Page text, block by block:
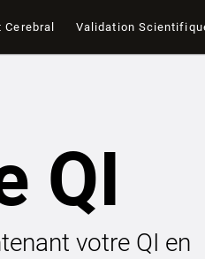
Validation
QI
votre QI en